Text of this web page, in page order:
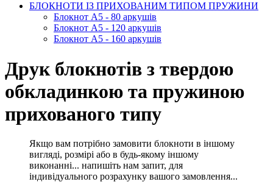
БЛОКНОТИ ІЗ ПРИХОВАНИМ ТИПОМ ПРУЖИНИ
Блокнот А5 - 80 аркушів
Блокнот А5 - 120 аркушів
Блокнот А5 - 160 аркушів
Друк блокнотів з твердою
обкладинкою та пружиною
прихованого типу
Якщо вам потрібно замовити блокноти в іншому
вигляді, розмірі або в будь-якому іншому
виконанні... напишіть нам запит, для
індивідуального розрахунку вашого замовлення...